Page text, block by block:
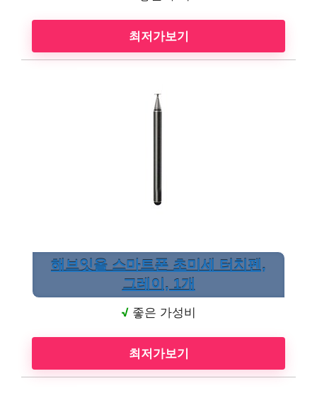
최저가보기
해브잇올 스마트폰 초미세 터치펜,
그레이, 1개
√ 좋은 가성비
최저가보기